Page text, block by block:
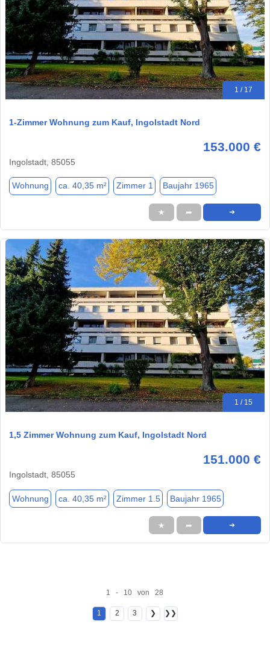
1 / 17
1-Zimmer Wohnung zum Kauf, Ingolstadt Nord
153.000 €
Ingolstadt, 85055
Wohnung ca. 40,35 m² Zimmer 1 Baujahr 1965
★ ➦ ➜
1 / 15
1,5 Zimmer Wohnung zum Kauf, Ingolstadt Nord
151.000 €
Ingolstadt, 85055
Wohnung ca. 40,35 m² Zimmer 1.5 Baujahr 1965
★ ➦ ➜
1 - 10 von 28
1 2 3 ❯ ❯❯